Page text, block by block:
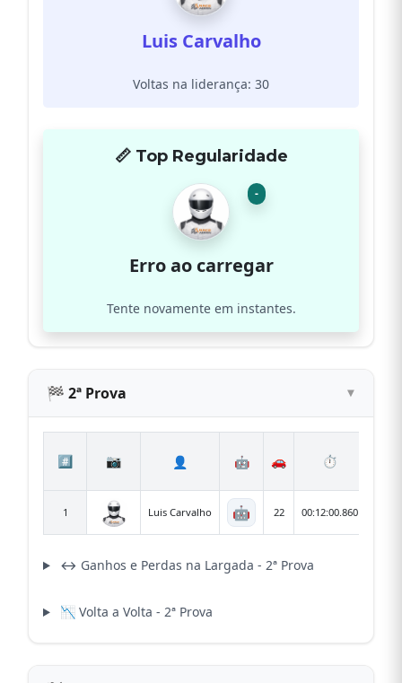
Luis Carvalho
Voltas na liderança: 30
📏 Top Regularidade
-
Erro ao carregar
Tente novamente em instantes.
🏁 2ª Prova
#️⃣ 📷 👤 🤖 🚗 ⏱
1 Luis Carvalho 🤖 22 00:12:00.860
↔️ Ganhos e Perdas na Largada - 2ª Prova
📉 Volta a Volta - 2ª Prova